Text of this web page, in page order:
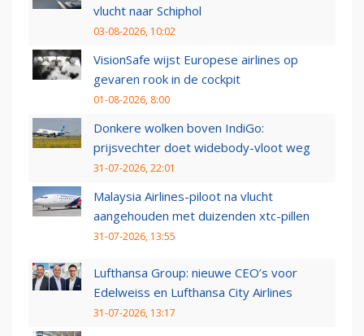
vlucht naar Schiphol
03-08-2026, 10:02
VisionSafe wijst Europese airlines op
gevaren rook in de cockpit
01-08-2026, 8:00
Donkere wolken boven IndiGo:
prijsvechter doet widebody-vloot weg
31-07-2026, 22:01
Malaysia Airlines-piloot na vlucht
aangehouden met duizenden xtc-pillen
31-07-2026, 13:55
Lufthansa Group: nieuwe CEO’s voor
Edelweiss en Lufthansa City Airlines
31-07-2026, 13:17